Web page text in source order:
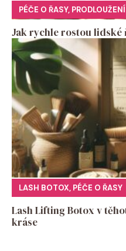
PÉČE O ŘASY,
Jak rychle rostou lidské
LASH BOTOX, PÉČE O ŘASY
Lash Lifting Botox v
kráse